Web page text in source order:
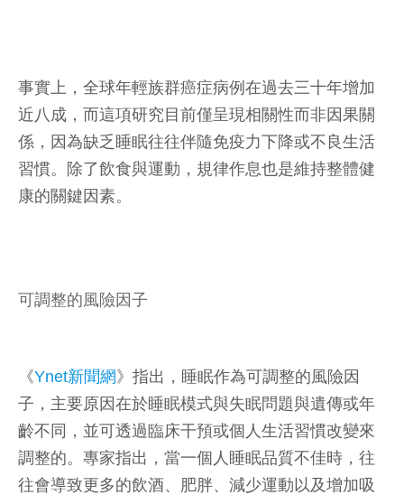
事實上，全球年輕族群癌症病例在過去三十年增加
近八成，而這項研究目前僅呈現相關性而非因果關
係，因為缺乏睡眠往往伴隨免疫力下降或不良生活
習慣。除了飲食與運動，規律作息也是維持整體健
康的關鍵因素。
可調整的風險因子
《Ynet新聞網 》指出，睡眠作為可調整的風險因
子，主要原因在於睡眠模式與失眠問題與遺傳或年
齡不同，並可透過臨床干預或個人生活習慣改變來
調整的。專家指出，當一個人睡眠品質不佳時，往
往會導致更多的飲酒、肥胖、減少運動以及增加吸